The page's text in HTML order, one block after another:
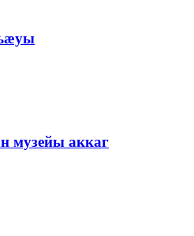
музейы аккаг